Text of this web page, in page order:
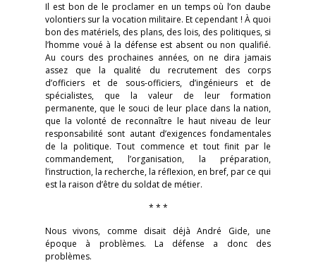
Il est bon de le proclamer en un temps où l’on daube
volontiers sur la vocation militaire. Et cependant ! À quoi
bon des matériels, des plans, des lois, des politiques, si
l’homme voué à la défense est absent ou non qualifié.
Au cours des prochaines années, on ne dira jamais
assez que la qualité du recrutement des corps
d’officiers et de sous-officiers, d’ingénieurs et de
spécialistes, que la valeur de leur formation
permanente, que le souci de leur place dans la nation,
que la volonté de reconnaître le haut niveau de leur
responsabilité sont autant d’exigences fondamentales
de la politique. Tout commence et tout finit par le
commandement, l’organisation, la préparation,
l’instruction, la recherche, la réflexion, en bref, par ce qui
est la raison d’être du soldat de métier.
* * *
Nous vivons, comme disait déjà André Gide, une
époque à problèmes. La défense a donc des
problèmes.